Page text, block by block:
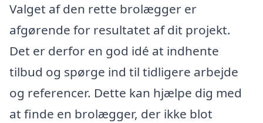
Valget af den rette brolægger er
afgørende for resultatet af dit projekt.
Det er derfor en god idé at indhente
tilbud og spørge ind til tidligere arbejde
og referencer. Dette kan hjælpe dig med
at finde en brolægger, der ikke blot